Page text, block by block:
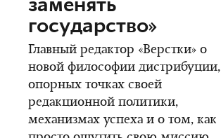
заменять
государство»
Главный редактор «Верстки» о
новой философии дистрибуции,
опорных точках своей
редакционной политики,
механизмах успеха и о том, как